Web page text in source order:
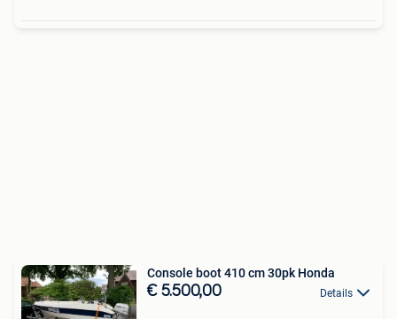
Console boot 410 cm 30pk Honda
€ 5.500,00 Details